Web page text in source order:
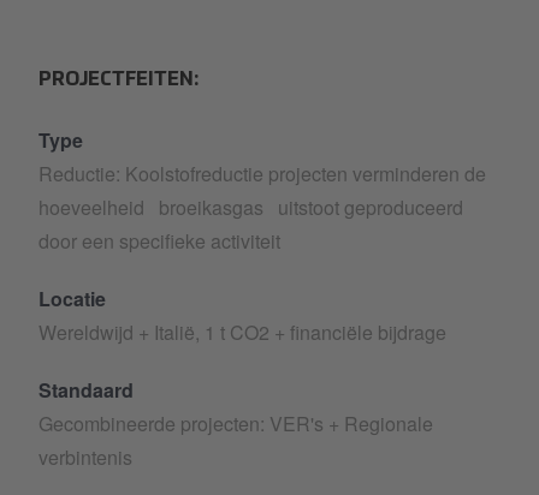
PROJECTFEITEN:
Type
Reductie: Koolstofreductie projecten verminderen de
hoeveelheid broeikasgas uitstoot geproduceerd
door een specifieke activiteit
Locatie
Wereldwijd + Italië, 1 t CO2 + financiële bijdrage
Standaard
Gecombineerde projecten: VER's + Regionale
verbintenis